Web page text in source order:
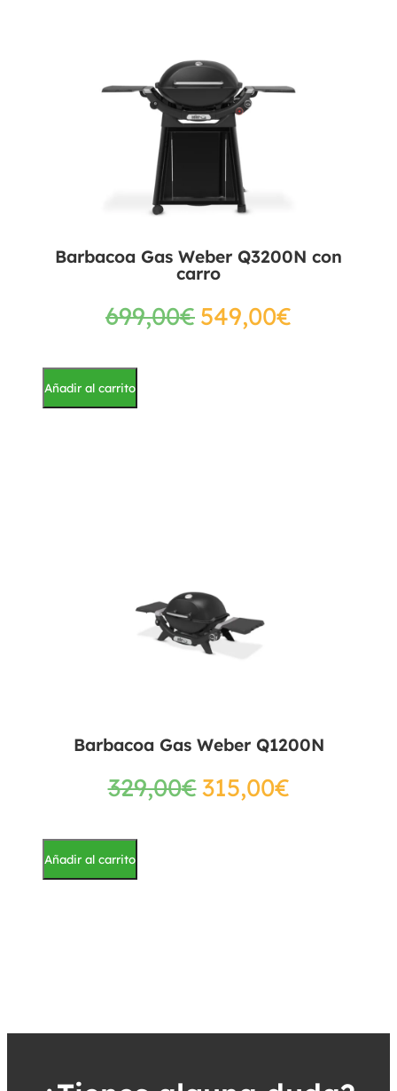
Barbacoa Gas Weber Q3200N con
carro
699,00€ 549,00€
Añadir al carrito
Barbacoa Gas Weber Q1200N
329,00€315,00€
Añadir al carrito